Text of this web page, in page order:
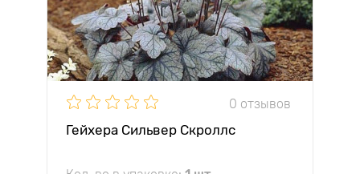
0 отзывов
Гейхера Сильвер Скроллс